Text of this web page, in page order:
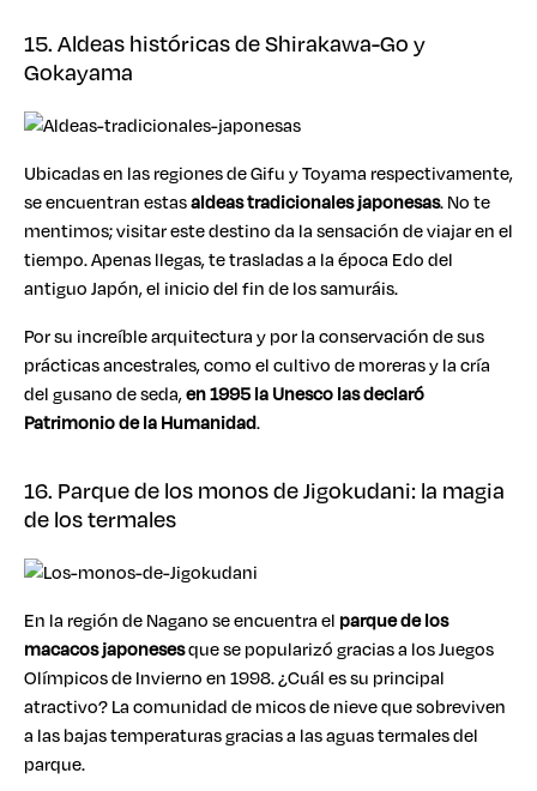
15. Aldeas históricas de Shirakawa-Go y
Gokayama
Ubicadas en las regiones de Gifu y Toyama respectivamente,
se encuentran estasaldeas tradicionales japonesas. No te
mentimos; visitar este destino da la sensación de viajar en el
tiempo. Apenas llegas, te trasladas a la época Edo del
antiguo Japón, el inicio del fin de los samuráis.
Por su increíble arquitectura y por la conservación de sus
prácticas ancestrales, como el cultivo de moreras y la cría
del gusano de seda,en 1995 la Unesco las declaró
Patrimonio de la Humanidad.
16. Parque de los monos de Jigokudani: la magia
de los termales
En la región de Nagano se encuentra el parque de los
macacos japonesesque se popularizó gracias a los Juegos
Olímpicos de Invierno en 1998. ¿Cuál es su principal
atractivo? La comunidad de micos de nieve que sobreviven
a las bajas temperaturas gracias a las aguas termales del
parque.